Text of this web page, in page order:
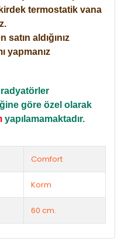
termostatik vana
aldığınız
yapmanız
göre özel olarak
yapılamamaktadır.
Comfort
Korm
60 cm.